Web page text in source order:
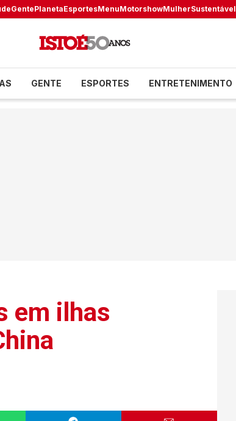
GentePlanetaEsportesMenuMotorshowMulherSustentável
GENTE ESPORTES ENTRETENIMENTO
em ilhas